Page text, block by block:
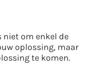
niet om enkel de
oplossing, maar
te komen.